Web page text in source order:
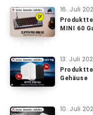
16. Juli
MINI 60
13. Juli
Gehäuse
10. Juli